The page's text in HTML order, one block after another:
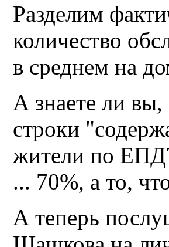
Разделим
количество
в среднем на
А знаете ли вы,
строки
жители по
... 70%, а то,
А теперь